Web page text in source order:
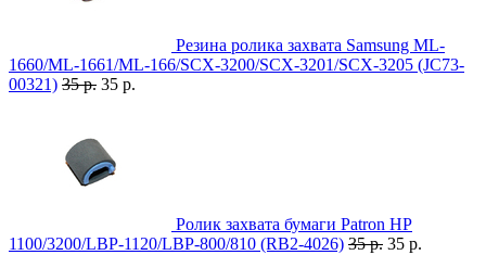
Резина ролика захвата Samsung ML-
1660/ML-1661/ML-166/SCX-3200/SCX-3201/SCX-3205 (JC73-
00321) 35 р. 35 р.
Ролик захвата бумаги Patron HP
1100/3200/LBP-1120/LBP-800/810 (RB2-4026) 35 р. 35 р.